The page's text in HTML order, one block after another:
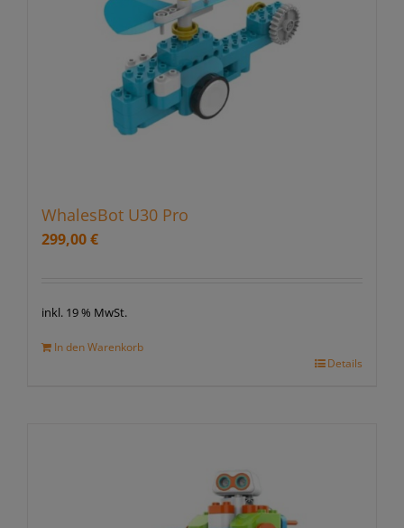
WhalesBot U30 Pro
299,00€
inkl. 19 % MwSt.
In den Warenkorb
Details